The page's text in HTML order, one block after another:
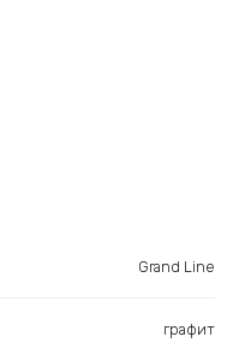
Grand Line
графит